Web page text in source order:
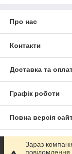
Про нас
Контакти
Доставка та
Графік роботи
Повна версія
Сайт створено
Зараз
повідомлення,